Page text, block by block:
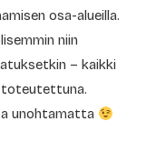
osa-alueilla.
niin
– kaikki
toteutettuna.
unohtamatta